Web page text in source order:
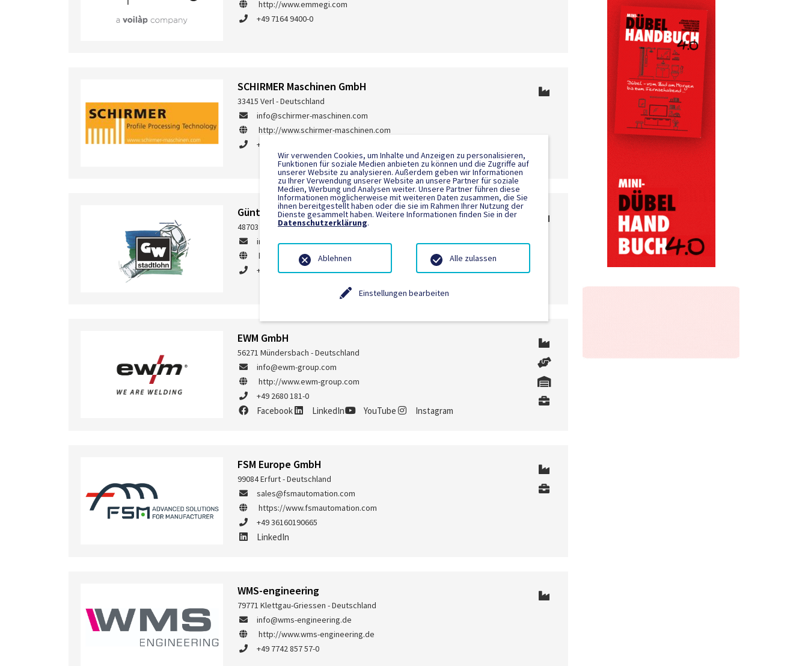
http://www.emmegi.com
+49 7164 9400-0
SCHIRMER Maschinen GmbH
33415 Verl - Deutschland
info@schirmer-maschinen.com
http://www.schirmer-maschinen.com
+49 5246 9213-0
Günther Wensing GmbH & Co. KG
48703 Stadtlohn - Deutschland
info@gwensing.de
http://www.gwensing.de
+49 2563 9394-0
EWM GmbH
56271 Mündersbach - Deutschland
info@ewm-group.com
http://www.ewm-group.com
+49 2680 181-0
Facebook LinkedIn YouTube Instagram
FSM Europe GmbH
99084 Erfurt - Deutschland
sales@fsmautomation.com
https://www.fsmautomation.com
+49 36160190665
LinkedIn
WMS-engineering
79771 Klettgau-Griessen - Deutschland
info@wms-engineering.de
http://www.wms-engineering.de
+49 7742 857 57-0
Wir verwenden Cookies, um Inhalte und Anzeigen zu personalisieren,
Funktionen für soziale Medien anbieten zu können und die Zugriffe auf
unserer Website zu analysieren. Außerdem geben wir Informationen
zu Ihrer Verwendung unserer Website an unsere Partner für soziale
Medien, Werbung und Analysen weiter. Unsere Partner führen diese
Informationen möglicherweise mit weiteren Daten zusammen, die Sie
ihnen bereitgestellt haben oder die sie im Rahmen Ihrer Nutzung der
Dienste gesammelt haben. Weitere Informationen finden Sie in der
Datenschutzerklärung.
Einstellungen bearbeiten
Ablehnen Alle zulassen